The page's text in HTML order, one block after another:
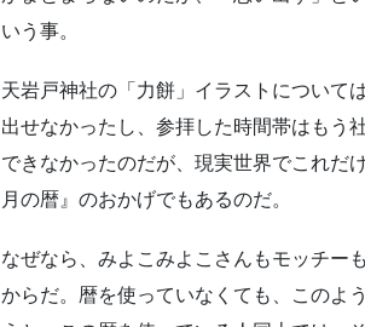
いう事。
天岩戸神社の「力餅」イラストについて
出せなかったし、参拝した時間帯はもう
できなかったのだが、現実世界でこれだ
月の暦』のおかげでもあるのだ。
なぜなら、みよこみよこさんもモッチー
からだ。暦を使っていなくても、このよ